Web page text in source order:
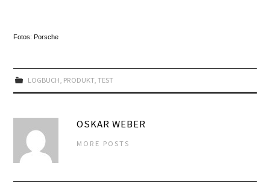
Fotos: Porsche
LOGBUCH, PRODUKT, TEST
OSKAR WEBER
MORE POSTS